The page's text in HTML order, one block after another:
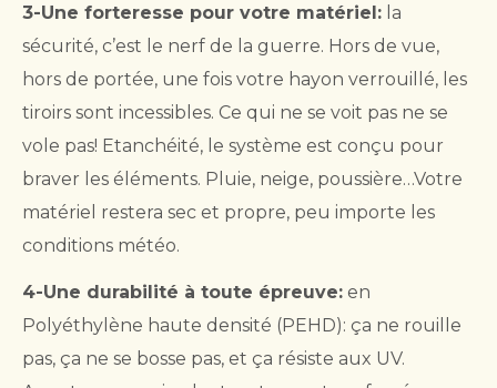
3-Une forteresse pour votre matériel: la
sécurité, c’est le nerf de la guerre. Hors de vue,
hors de portée, une fois votre hayon verrouillé, les
tiroirs sont incessibles. Ce qui ne se voit pas ne se
vole pas! Etanchéité, le système est conçu pour
braver les éléments. Pluie, neige, poussière…Votre
matériel restera sec et propre, peu importe les
conditions météo.
4-Une durabilité à toute épreuve: en
Polyéthylène haute densité (PEHD): ça ne rouille
pas, ça ne se bosse pas, et ça résiste aux UV.